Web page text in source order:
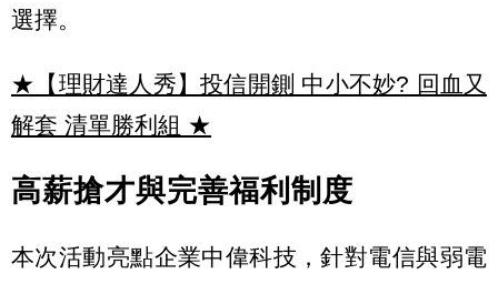
選擇。
★【理財達人秀】投信開鍘 中小不妙? 回血又
解套 清單勝利組 ★
高薪搶才與完善福利制度
本次活動亮點企業中偉科技，針對電信與弱電